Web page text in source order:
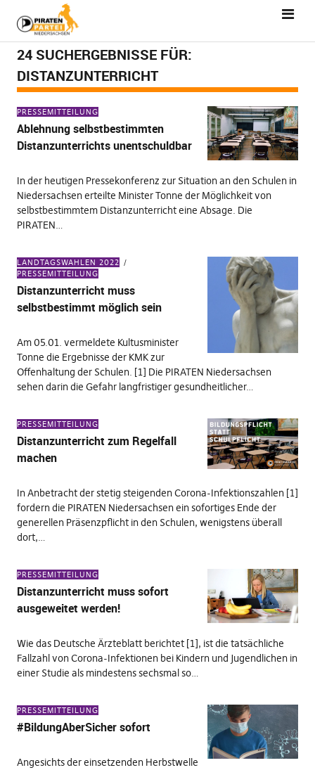
24 SUCHERGEBNISSE FÜR:
DISTANZUNTERRICHT
PRESSEMITTEILUNG
Ablehnung selbstbestimmten
Distanzunterrichts unentschuldbar
In der heutigen Pressekonferenz zur Situation an den Schulen in
Niedersachsen erteilte Minister Tonne der Möglichkeit von
selbstbestimmtem Distanzunterricht eine Absage. Die
PIRATEN…
LANDTAGSWAHLEN 2022
PRESSEMITTEILUNG
Distanzunterricht muss
selbstbestimmt möglich sein
Am 05.01. vermeldete Kultusminister
Tonne die Ergebnisse der KMK zur
Offenhaltung der Schulen. [1] Die PIRATEN Niedersachsen
sehen darin die Gefahr langfristiger gesundheitlicher…
PRESSEMITTEILUNG
Distanzunterricht zum Regelfall
machen
In Anbetracht der stetig steigenden Corona-Infektionszahlen [1]
fordern die PIRATEN Niedersachsen ein sofortiges Ende der
generellen Präsenzpflicht in den Schulen, wenigstens überall
dort,…
PRESSEMITTEILUNG
Distanzunterricht muss sofort
ausgeweitet werden!
Wie das Deutsche Ärzteblatt berichtet [1], ist die tatsächliche
Fallzahl von Corona-Infektionen bei Kindern und Jugendlichen in
einer Studie als mindestens sechsmal so…
PRESSEMITTEILUNG
#BildungAberSicher sofort
Angesichts der einsetzenden Herbstwelle